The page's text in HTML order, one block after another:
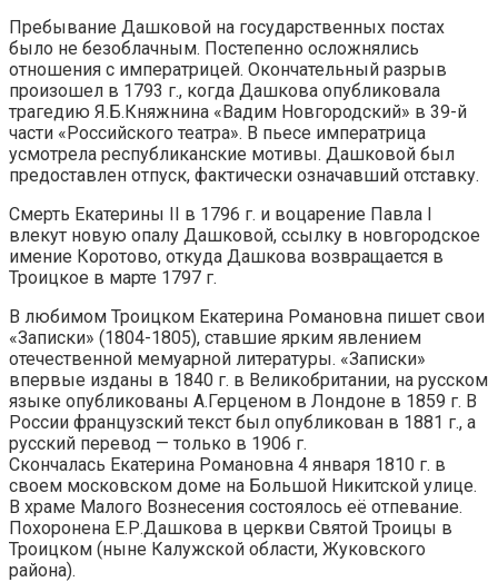
Пребывание Дашковой на государственных постах
было не безоблачным. Постепенно осложнялись
отношения с императрицей. Окончательный разрыв
произошел в 1793 г., когда Дашкова опубликовала
трагедию Я.Б.Княжнина «Вадим Новгородский» в 39-й
части «Российского театра». В пьесе императрица
усмотрела республиканские мотивы. Дашковой был
предоставлен отпуск, фактически означавший отставку.
Смерть Екатерины II в 1796 г. и воцарение Павла I
влекут новую опалу Дашковой, ссылку в новгородское
имение Коротово, откуда Дашкова возвращается в
Троицкое в марте 1797 г.
В любимом Троицком Екатерина Романовна пишет свои
«Записки» (1804-1805), ставшие ярким явлением
отечественной мемуарной литературы. «Записки»
впервые изданы в 1840 г. в Великобритании, на русском
языке опубликованы А.Герценом в Лондоне в 1859 г. В
России французский текст был опубликован в 1881 г., а
русский перевод — только в 1906 г.
Скончалась Екатерина Романовна 4 января 1810 г. в
своем московском доме на Большой Никитской улице.
В храме Малого Вознесения состоялось её отпевание.
Похоронена Е.Р.Дашкова в церкви Святой Троицы в
Троицком (ныне Калужской области, Жуковского
района).